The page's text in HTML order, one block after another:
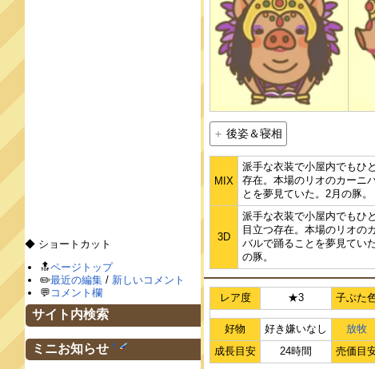
後姿＆寝相
MIX
派手な衣装で小屋内でもひ
存在。本場のリオのカーニ
とを夢見ていた。2月の豚。
3D
派手な衣装で小屋内でもひ
目立つ存在。本場のリオの
バルで踊ることを夢見てい
の豚。
レア度 ★3 子ぶた
好物 好き嫌いなし 放牧
成長目安
24時間 売価目
◆ ショートカット
🔝ページトップ
✏️最近の編集 / 新しいコメント
💬 コメント欄
サイト内検索
ミニお知らせ †